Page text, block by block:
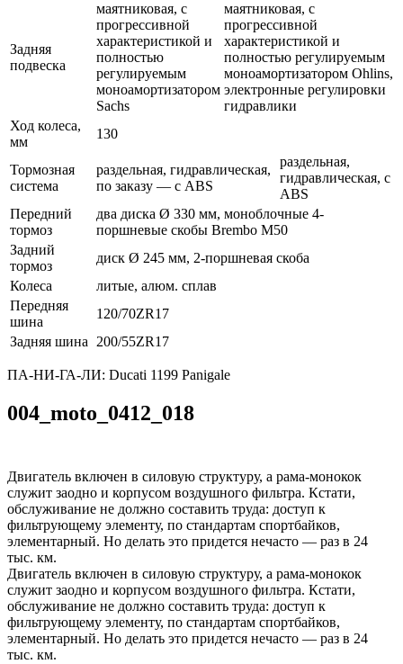
Задняя
подвеска
маятниковая, с
прогрессивной
характеристикой и
полностью
регулируемым
моноамортизатором
Sachs
маятниковая, с
прогрессивной
характеристикой и
полностью регулируемым
моноамортизатором Ohlins,
электронные регулировки
гидравлики
Ход колеса,
мм
130
Тормозная
система
раздельная, гидравлическая,
по заказу — с ABS
раздельная,
гидравлическая, с
ABS
Передний
тормоз
два диска Ø 330 мм, моноблочные 4-
поршневые скобы Brembo M50
Задний
тормоз
диск Ø 245 мм, 2-поршневая скоба
Колеса
литые, алюм. сплав
Передняя
шина
120/70ZR17
Задняя шина
200/55ZR17
ПА-НИ-ГА-ЛИ: Ducati 1199 Panigale
004_moto_0412_018
Двигатель включен в силовую структуру, а рама-монокок
служит заодно и корпусом воздушного фильтра. Кстати,
обслуживание не должно составить труда: доступ к
фильтрующему элементу, по стандартам спортбайков,
элементарный. Но делать это придется нечасто — раз в 24
тыс. км.
Двигатель включен в силовую структуру, а рама-монокок
служит заодно и корпусом воздушного фильтра. Кстати,
обслуживание не должно составить труда: доступ к
фильтрующему элементу, по стандартам спортбайков,
элементарный. Но делать это придется нечасто — раз в 24
тыс. км.